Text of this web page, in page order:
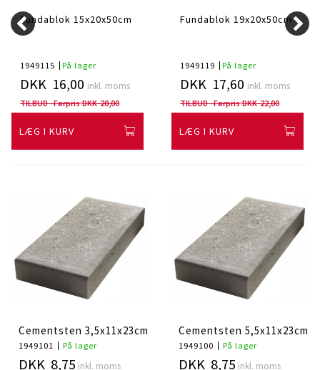
Fundablok 15x20x50cm
1949115 På lager
DKK 16,00 inkl. moms
TILBUD - Førpris DKK 20,00
LÆG I KURV
Fundablok 19x20x50cm
1949119 På lager
DKK 17,60 inkl. moms
TILBUD - Førpris DKK 22,00
LÆG I KURV
Cementsten 3,5x11x23cm
1949101 På lager
DKK 8,75 inkl. moms
Cementsten 5,5x11x23cm
1949100 På lager
DKK 8,75 inkl. moms